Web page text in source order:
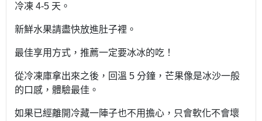
冷凍 4-5 天。
新鮮水果請盡快放進肚子裡。
最佳享用方式，推薦一定要冰冰的吃！
從冷凍庫拿出來之後，回溫 5 分鐘，芒果像是冰沙一般
的口感，體驗最佳。
如果已經離開冷藏一陣子也不用擔心，只會軟化不會壞